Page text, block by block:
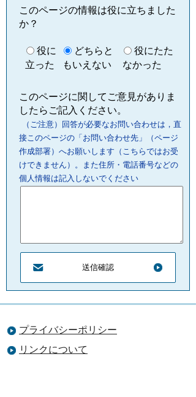
このページの情報は役に立ちました
か？
役に
立った
どちらと
もいえない
役にたた
なかった
このページに関してご意見がありま
したらご記入ください。
（ご注意）回答が必要なお問い合わせは，直
接このページの「お問い合わせ先」（ページ
作成部署）へお願いします（こちらではお受
けできません）。また住所・電話番号などの
個人情報は記入しないでください
プライバシーポリシー
リンクについて